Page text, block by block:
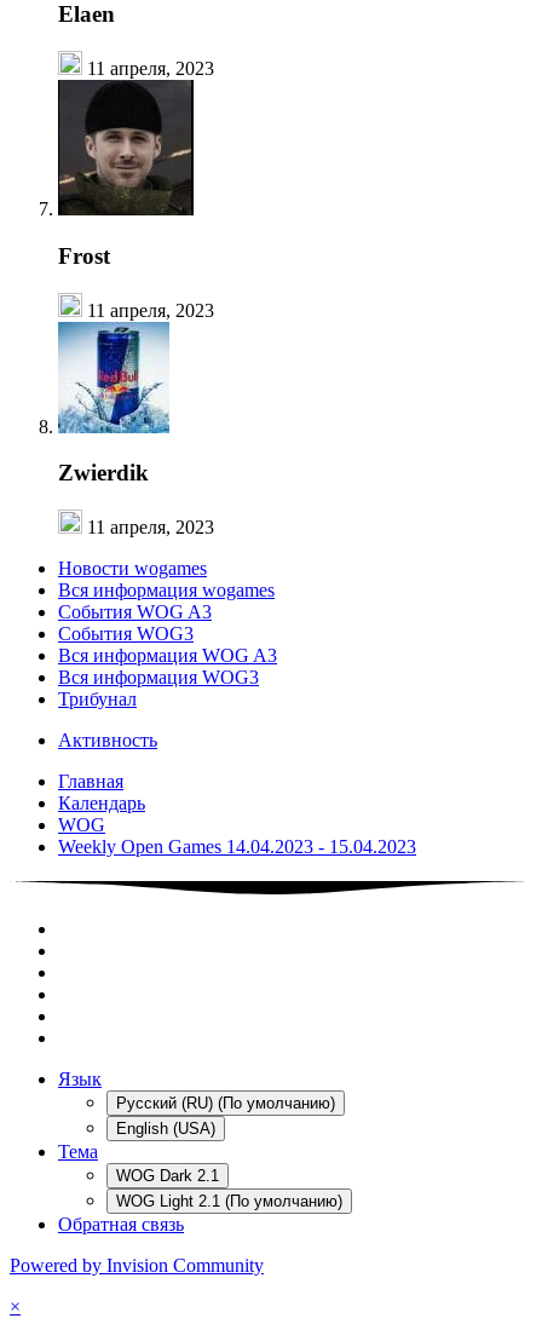
Elaen
11 апреля, 2023
Frost
11 апреля, 2023
Zwierdik
11 апреля, 2023
Новости wogames
Вся информация wogames
События WOG A3
События WOG3
Вся информация WOG A3
Вся информация WOG3
Трибунал
Активность
Главная
Календарь
WOG
Weekly Open Games 14.04.2023 - 15.04.2023
Язык
Русский (RU) (По умолчанию)
English (USA)
Тема
WOG Dark 2.1
WOG Light 2.1 (По умолчанию)
Обратная связь
Powered by Invision Community
×